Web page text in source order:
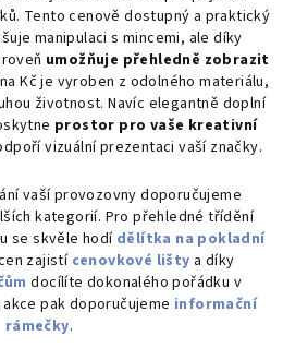
l
á
d
a
c
í
p
r
v
k
y
v
ý
p
Tento cenově dostupný a praktický
manipulaci s mincemi, ale díky
umožňuje přehledně zobrazit
Kč je vyroben z odolného materiálu,
životnost. Navíc elegantně doplní
prostor pro vaše kreativní
vizuální prezentaci vaší značky.
vaší provozovny doporučujeme
kategorií. Pro přehledné třídění
se skvěle hodí dělítka na pokladní
zajistí cenovkové lišty a díky
docílíte dokonalého pořádku v
pak doporučujeme informační
rámečky.